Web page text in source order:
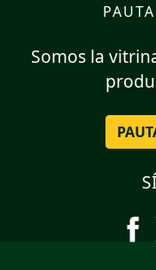
Somos la